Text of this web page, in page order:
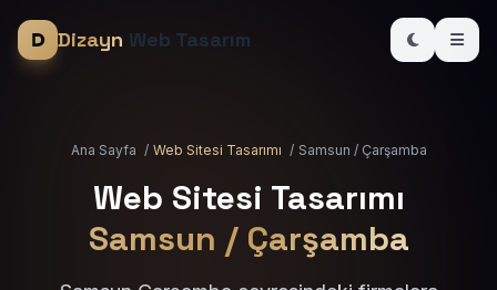
Dizayn Web Tasarım
Ana Sayfa / Web Sitesi Tasarımı / Samsun / Çarşamba
Web Sitesi Tasarımı
Samsun / Çarşamba